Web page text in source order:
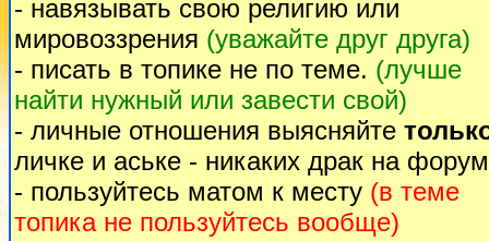
- навязывать свою религию или
мировоззрения (уважайте друг друга)
- писать в топике не по теме. (лучше
найти нужный или завести свой)
- личные отношения выясняйте
личке и аське - никаких драк на
- пользуйтесь матом к месту (в теме
топика не пользуйтесь вообще)